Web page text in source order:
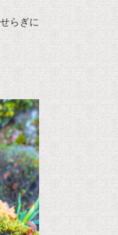
らぎに